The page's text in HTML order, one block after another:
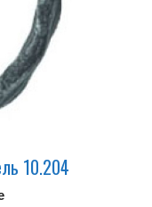
10.204